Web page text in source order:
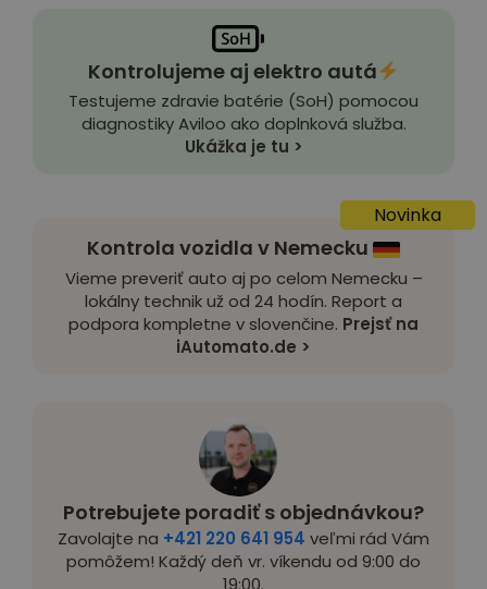
Potrebujete poradiť s objednávkou?
Zavolajte na +421 220 641 954 veľmi rád Vám
pomôžem! Každý deň vr. víkendu od 9:00 do
19:00.
Kontrolujeme aj elektro autá
Testujeme zdravie batérie (SoH) pomocou
diagnostiky Aviloo ako doplnková služba.
Ukážka je tu >
Novinka
Kontrola vozidla v Nemecku
Vieme preveriť auto aj po celom Nemecku –
lokálny technik už od 24 hodín. Report a
podpora kompletne v slovenčine. Prejsť na
iAutomato.de >